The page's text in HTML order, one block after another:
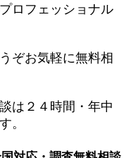
ロフェッショナル
ぞお気軽に無料相
は２４時間・年中
。